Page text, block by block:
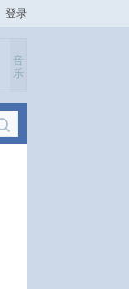
登录
音
乐